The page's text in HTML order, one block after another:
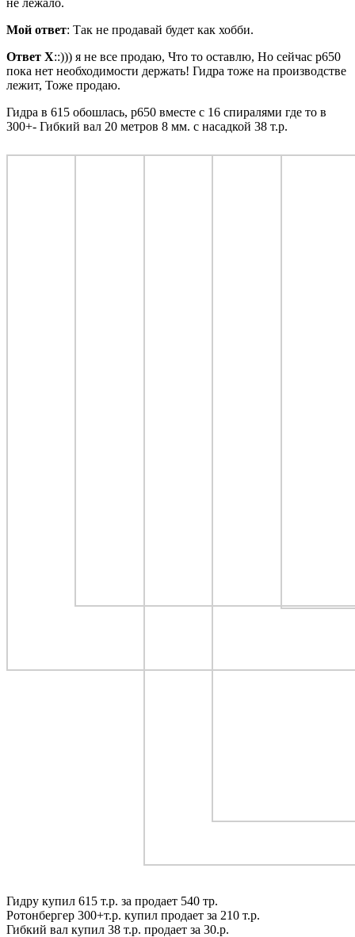
Мой ответ: Так не продавай будет как хобби.
Ответ Х::))) я не все продаю, Что то оставлю, Но сейчас р650
пока нет необходимости держать! Гидра тоже на производстве
лежит, Тоже продаю.
Гидра в 615 обошлась, р650 вместе с 16 спиралями где то в
300+- Гибкий вал 20 метров 8 мм. с насадкой 38 т.р.
Гидру купил 615 т.р. за продает 540 тр.
Ротонбергер 300+т.р. купил продает за 210 т.р.
Гибкий вал купил 38 т.р. продает за 30.р.